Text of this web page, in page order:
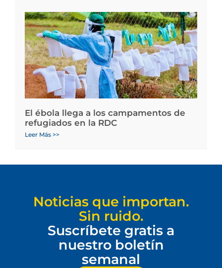
El ébola llega a los campamentos de
refugiados en la RDC
Leer Más >>
Noticias que importan.
Sin ruido.
Suscríbete gratis a
nuestro boletín
semanal